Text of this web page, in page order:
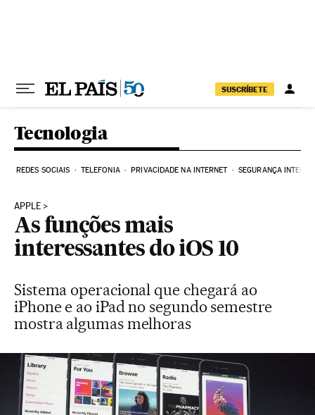
SUSCRÍBETE
Tecnologia
REDES SOCIAIS TELEFONIA PRIVACIDADE NA INTERNET SEGURANÇA
APPLE
As funções mais
interessantes do iOS 10
Sistema operacional que chegará ao
iPhone e ao iPad no segundo semestre
mostra algumas melhoras